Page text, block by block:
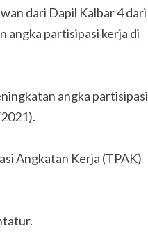
dari Dapil Kalbar 4 dari
angka partisipasi kerja di
angka partisipasi
Angkatan Kerja (TPAK)